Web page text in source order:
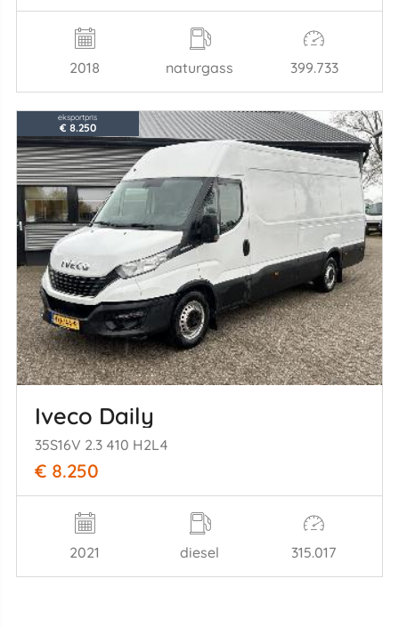
2018 naturgass 399.733
eksportpris
€ 8.250
Iveco Daily
35S16V 2.3 410 H2L4
€ 8.250
2021 diesel 315.017